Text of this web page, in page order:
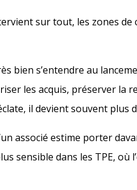
sur tout, les zones
bien s’entendre au
les acquis, préserver la
il devient souvent plus
associé estime porter
sensible dans les TPE, où